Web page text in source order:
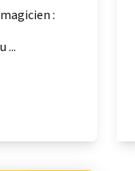
:
...